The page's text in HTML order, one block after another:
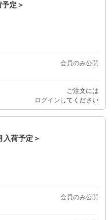
定＞
会員のみ公開
ご注文には
ログイン してください
入荷予定＞
会員のみ公開